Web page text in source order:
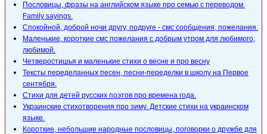
Пословицы, фразы на английском языке про семью с переводом.
Family sayings.
Спокойной, доброй ночи другу, подруге - смс сообщения, пожелания.
Маленькие, короткие смс пожелания с добрым утром для любимого,
любимой.
Четверостишья и маленькие стихи о весне и про весну
Тексты переделанных песен, песни-переделки в школу на Первое
сентября.
Стихи для детей русских поэтов про времена года.
Украинские стихотворения про зиму. Детские стихи на украинском
языке.
Короткие, небольшие народные пословицы, поговорки о дружбе для